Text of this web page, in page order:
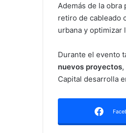
Además de la
retiro de cableado
urbana y optimizar
Durante el evento
nuevos proyectos
Capital desarrolla